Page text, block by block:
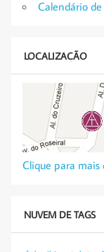
Calendário
LOCALIZAÇÃO
Clique para mais
NUVEM DE TAGS